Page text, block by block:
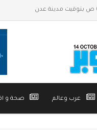
عرب وعالم صحة و